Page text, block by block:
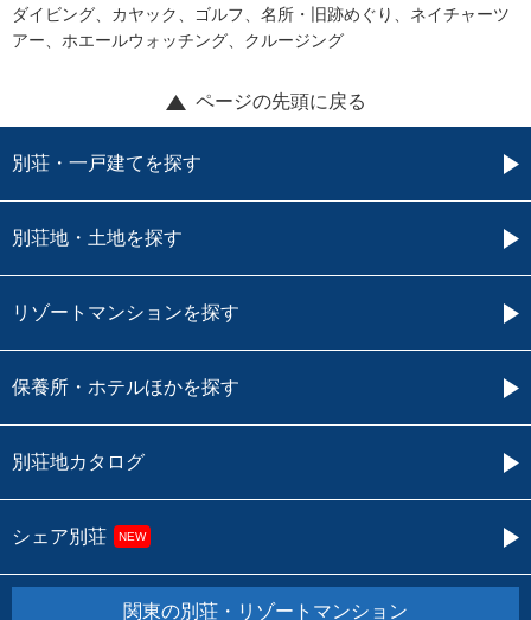
ダイビング、カヤック、ゴルフ、名所・旧跡めぐり、ネイチャーツ
アー、ホエールウォッチング、クルージング
ページの先頭に戻る
別荘・一戸建てを探す
別荘地・土地を探す
リゾートマンションを探す
保養所・ホテルほかを探す
別荘地カタログ
シェア別荘 NEW
関東の別荘・リゾートマンション